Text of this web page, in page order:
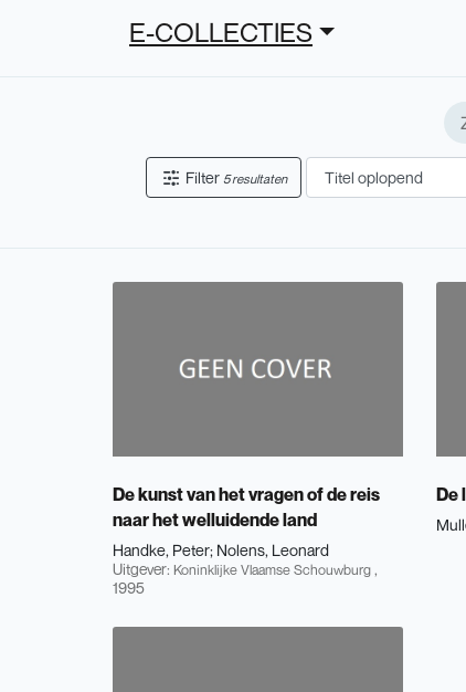
E-COLLECTIES
Filter5 resultaten
De kunst van het vragen of de reis
naar het welluidende land
Handke, Peter Nolens, Leonard
Uitgever: Koninklijke Vlaamse Schouwburg ,
1995
De